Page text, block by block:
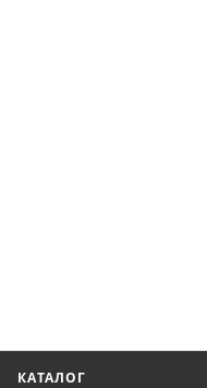
КАТАЛОГ